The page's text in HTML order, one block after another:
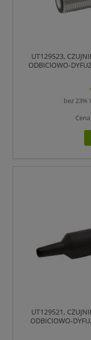
UT129523,
ODBICIOWO-
bez 23%
UT129521,
ODBICIOWO-